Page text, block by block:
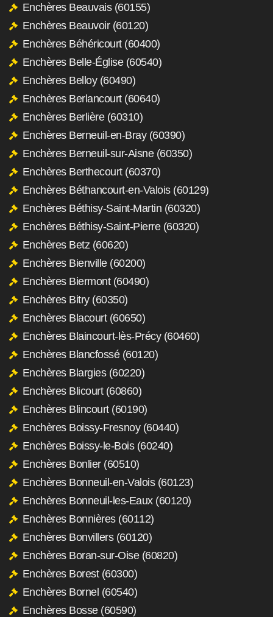
Enchères Beauvais (60155)
Enchères Beauvoir (60120)
Enchères Béhéricourt (60400)
Enchères Belle-Église (60540)
Enchères Belloy (60490)
Enchères Berlancourt (60640)
Enchères Berlière (60310)
Enchères Berneuil-en-Bray (60390)
Enchères Berneuil-sur-Aisne (60350)
Enchères Berthecourt (60370)
Enchères Béthancourt-en-Valois (60129)
Enchères Béthisy-Saint-Martin (60320)
Enchères Béthisy-Saint-Pierre (60320)
Enchères Betz (60620)
Enchères Bienville (60200)
Enchères Biermont (60490)
Enchères Bitry (60350)
Enchères Blacourt (60650)
Enchères Blaincourt-lès-Précy (60460)
Enchères Blancfossé (60120)
Enchères Blargies (60220)
Enchères Blicourt (60860)
Enchères Blincourt (60190)
Enchères Boissy-Fresnoy (60440)
Enchères Boissy-le-Bois (60240)
Enchères Bonlier (60510)
Enchères Bonneuil-en-Valois (60123)
Enchères Bonneuil-les-Eaux (60120)
Enchères Bonnières (60112)
Enchères Bonvillers (60120)
Enchères Boran-sur-Oise (60820)
Enchères Borest (60300)
Enchères Bornel (60540)
Enchères Bosse (60590)